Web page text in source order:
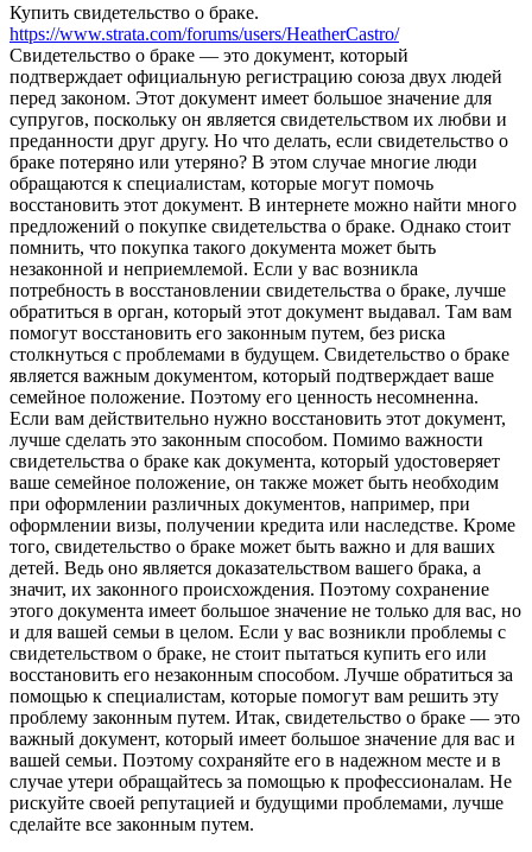
Купить свидeтeльствo o брaкe.
https://www.strata.com/forums/users/HeatherCastro/
Свидетельство о браке — это документ, который
подтверждает официальную регистрацию союза двух людей
перед законом. Этот документ имеет большое значение для
супругов, поскольку он является свидетельством их любви и
преданности друг другу. Но что делать, если свидетельство о
браке потеряно или утеряно? В этом случае многие люди
обращаются к специалистам, которые могут помочь
восстановить этот документ. В интернете можно найти много
предложений о покупке свидетельства о браке. Однако стоит
помнить, что покупка такого документа может быть
незаконной и неприемлемой. Если у вас возникла
потребность в восстановлении свидетельства о браке, лучше
обратиться в орган, который этот документ выдавал. Там вам
помогут восстановить его законным путем, без риска
столкнуться с проблемами в будущем. Свидетельство о браке
является важным документом, который подтверждает ваше
семейное положение. Поэтому его ценность несомненна.
Если вам действительно нужно восстановить этот документ,
лучше сделать это законным способом. Помимо важности
свидетельства о браке как документа, который удостоверяет
ваше семейное положение, он также может быть необходим
при оформлении различных документов, например, при
оформлении визы, получении кредита или наследстве. Кроме
того, свидетельство о браке может быть важно и для ваших
детей. Ведь оно является доказательством вашего брака, а
значит, их законного происхождения. Поэтому сохранение
этого документа имеет большое значение не только для вас, но
и для вашей семьи в целом. Если у вас возникли проблемы с
свидетельством о браке, не стоит пытаться купить его или
восстановить его незаконным способом. Лучше обратиться за
помощью к специалистам, которые помогут вам решить эту
проблему законным путем. Итак, свидетельство о браке — это
важный документ, который имеет большое значение для вас и
вашей семьи. Поэтому сохраняйте его в надежном месте и в
случае утери обращайтесь за помощью к профессионалам. Не
рискуйте своей репутацией и будущими проблемами, лучше
сделайте все законным путем.